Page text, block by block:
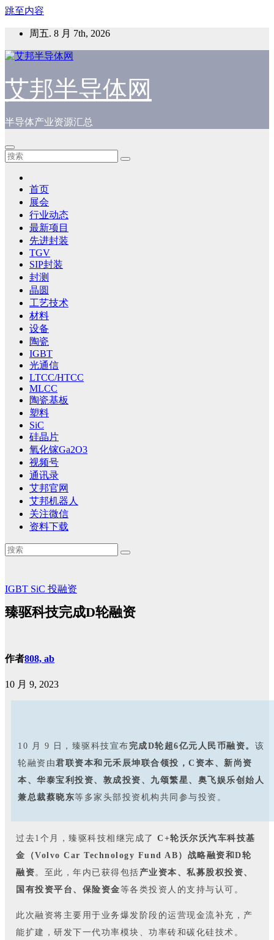
跳至内容
周五. 8 月 7th, 2026
艾邦半导体网
半导体产业资源汇总
首页
展会
行业动态
最新项目
先进封装
TGV
SIP封装
封测
晶圆
工艺技术
材料
设备
陶瓷
IGBT
光通信
LTCC/HTCC
MLCC
陶瓷基板
塑料
SiC
硅晶片
氧化镓Ga2O3
视频号
通讯录
艾邦官网
艾邦机器人
关注微信
资料下载
IGBT SiC 投融资
臻驱科技完成D轮融资
作者808, ab
10 月 9, 2023
10 月 9 日，臻驱科技宣布 完成D轮超6亿元人民币融资。 该
轮融资由君联资本和元禾辰坤联合领投，C资本、新尚资
本、华泰宝利投资、敦成投资、九颂繁星、奥飞娱乐创始人
兼总裁蔡晓东等多家头部投资机构共同参与投资。
过去1个月，臻驱科技相继完成了 C+轮沃尔沃汽车科技基
金（Volvo Car Technology Fund AB）战略融资和D轮
融资。至此，年内已获得包括 产业资本、私募股权投资、
国有投资平台、保险资金等各类投资人的支持与认可。
此次融资将主要用于业务爆发阶段的运营现金流补充，产
能扩建，研发下一代功率模块、功率砖和碳化硅技术。